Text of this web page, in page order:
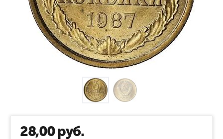
28,00руб.